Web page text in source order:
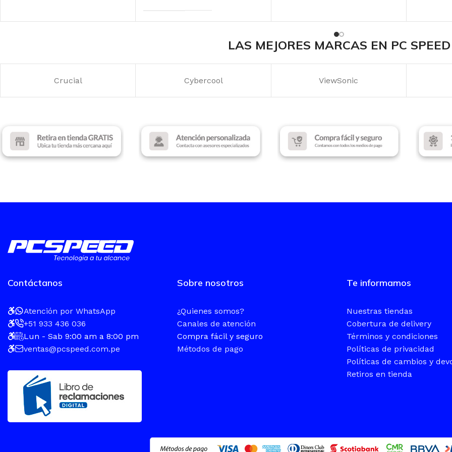
LAS MEJORES MARCAS EN PC SPEED
Contáctanos
Atención por WhatsApp
+51 933 436 036
Lun - Sab 9:00 am a 8:00 pm
ventas@pcspeed.com.pe
Sobre nosotros
¿Quienes somos?
Canales de atención
Compra fácil y seguro
Métodos de pago
Te informamos
Nuestras tiendas
Cobertura de delivery
Términos y condiciones
Políticas de privacidad
Políticas de cambios y
Retiros en tienda